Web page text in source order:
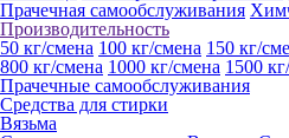
Прачечная самообслуживания
Производительность
50 кг/смена 100 кг/смена 150 кг/
800 кг/смена 1000 кг/смена 1500
Прачечные самообслуживания
Средства для стирки
Вязьма